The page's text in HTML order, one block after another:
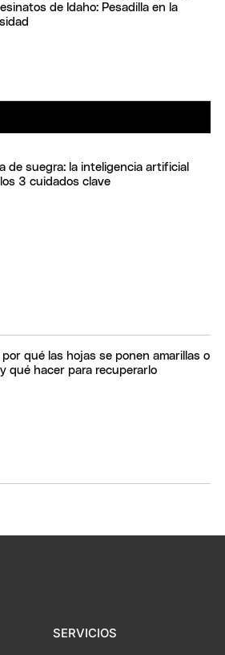
de Idaho: Pesadilla en la
de suegra: la inteligencia artificial
3 cuidados clave
por qué las hojas se ponen amarillas o
qué hacer para recuperarlo
SERVICIOS